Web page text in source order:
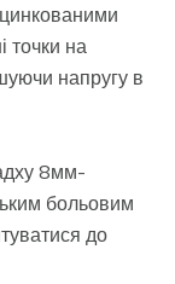
точки на
напругу в
8мм-
больовим
до